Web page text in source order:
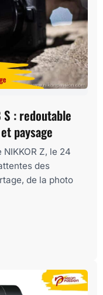
S : redoutable
paysage
Z, le 24
des
de la photo